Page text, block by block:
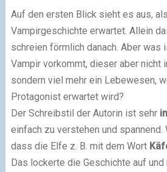
Auf den ersten Blick sieht es aus,
Vampirgeschichte erwartet. Allein
schreien förmlich danach. Aber was
Vampir vorkommt, dieser aber nicht
sondern viel mehr ein Lebewesen,
Protagonist erwartet wird?
Der Schreibstil der Autorin ist sehr
einfach zu verstehen und spannend.
dass die Elfe z. B. mit dem Wort
Das lockerte die Geschichte auf